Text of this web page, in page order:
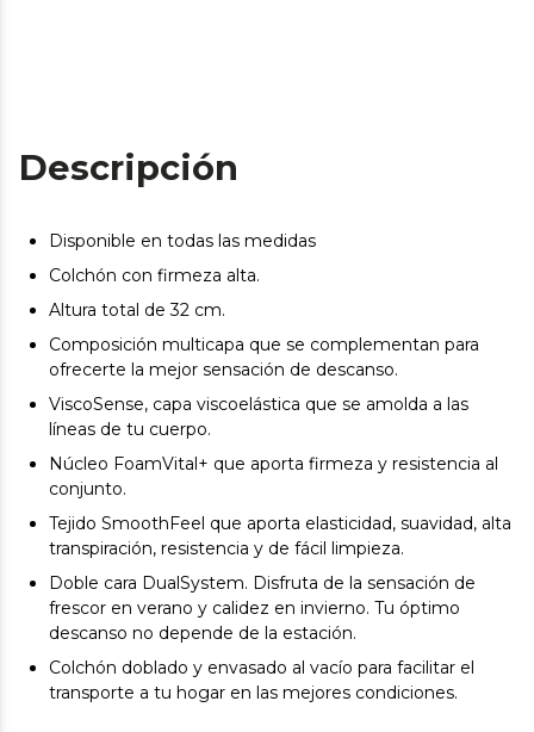
Descripción
Disponible en todas las medidas
Colchón con firmeza alta.
Altura total de 32 cm.
Composición multicapa que se complementan para
ofrecerte la mejor sensación de descanso.
ViscoSense, capa viscoelástica que se amolda a las
líneas de tu cuerpo.
Núcleo FoamVital+ que aporta firmeza y resistencia al
conjunto.
Tejido SmoothFeel que aporta elasticidad, suavidad, alta
transpiración, resistencia y de fácil limpieza.
Doble cara DualSystem. Disfruta de la sensación de
frescor en verano y calidez en invierno. Tu óptimo
descanso no depende de la estación.
Colchón doblado y envasado al vacío para facilitar el
transporte a tu hogar en las mejores condiciones.